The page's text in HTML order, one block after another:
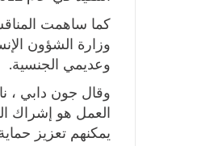
كما ساهمت
وزارة الشؤون
وعديمي الجنسية.
وقال جون دابي ،
العمل هو إشراك
يمكنهم تعزيز